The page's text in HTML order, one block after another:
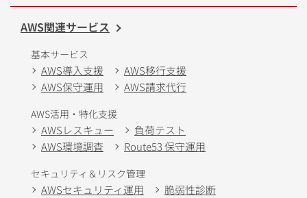
AWS関連サービス
基本サービス
AWS導入支援
AWS移行支援
AWS保守運用
AWS請求代行
AWS活用・特化支援
AWSレスキュー
負荷テスト
AWS環境調査
Route53 保守運用
セキュリティ＆リスク管理
AWSセキュリティ運用
脆弱性診断